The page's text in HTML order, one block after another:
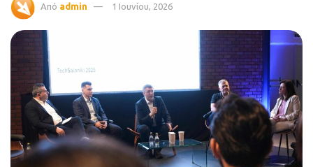
Από admin 1 Ιουνίου, 2026